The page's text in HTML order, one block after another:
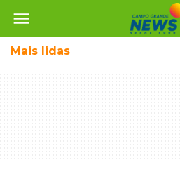
menu
Mais lidas